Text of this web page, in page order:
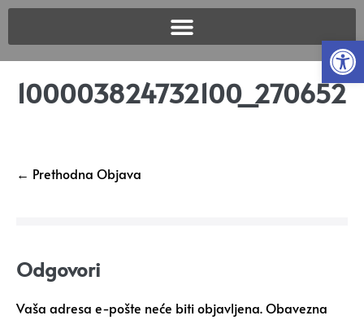
100003824732100_270652
← Prethodna Objava
Odgovori
Vaša adresa e-pošte neće biti objavljena.Obavezna